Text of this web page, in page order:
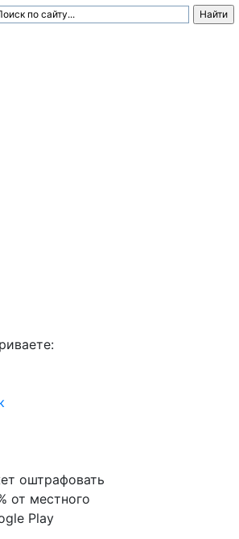
оштрафовать
от местного
Play